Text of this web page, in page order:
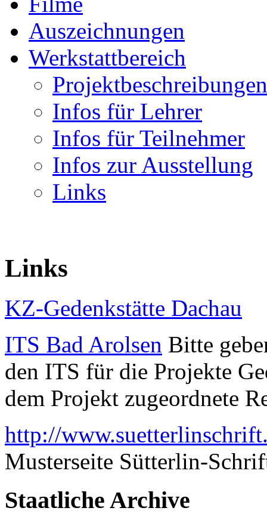
Auszeichnungen
Werkstattbereich
Projektbeschreibungen
Infos für Lehrer
Infos für Teilnehmer
Infos zur Ausstellung
Links
Links
KZ-Gedenkstätte Dachau
ITS Bad Arolsen Bitte
den ITS für die Projekte
dem Projekt zugeordnete
http://
Musterseite Sütterlin-
Staatliche Archive